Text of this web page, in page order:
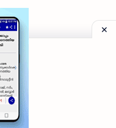
KASARAGOD